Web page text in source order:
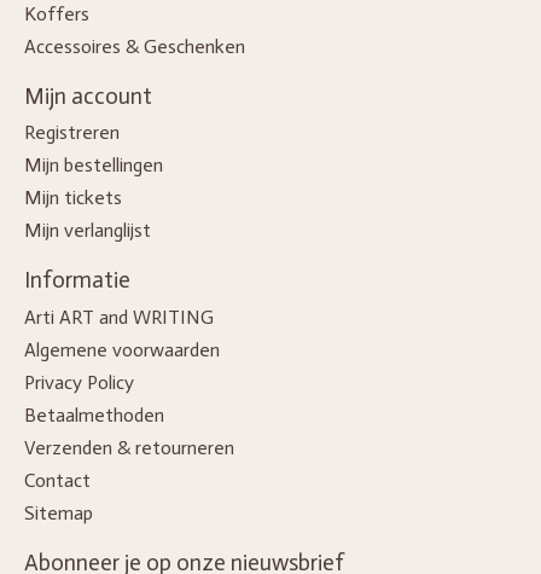
Koffers
Accessoires & Geschenken
Mijn account
Registreren
Mijn bestellingen
Mijn tickets
Mijn verlanglijst
Informatie
Arti ART and WRITING
Algemene voorwaarden
Privacy Policy
Betaalmethoden
Verzenden & retourneren
Contact
Sitemap
Abonneer je op onze nieuwsbrief